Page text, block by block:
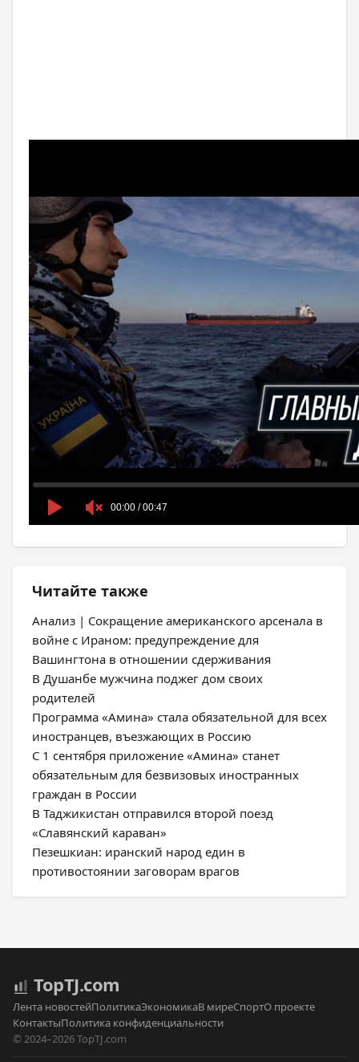
Читайте также
Анализ | Сокращение американского арсенала в
войне с Ираном: предупреждение для
Вашингтона в отношении сдерживания
В Душанбе мужчина поджег дом своих
родителей
Программа «Амина» стала обязательной для всех
иностранцев, въезжающих в Россию
С 1 сентября приложение «Амина» станет
обязательным для безвизовых иностранных
граждан в России
В Таджикистан отправился второй поезд
«Славянский караван»
Пезешкиан: иранский народ един в
противостоянии заговорам врагов
TopTJ.com
Лента новостейПолитикаЭкономикаВ миреСпортО проекте
КонтактыПолитика конфиденциальности
© 2024–2026 TopTJ.com